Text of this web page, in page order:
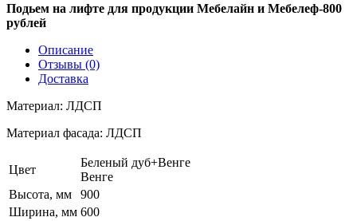
Подьем на лифте для продукции Мебелайн и Мебелеф-800
рублей
Описание
Отзывы (0)
Доставка
Материал: ЛДСП
Материал фасада: ЛДСП
Цвет
Беленый дуб+Венге
Венге
Высота, мм
900
Ширина, мм 600